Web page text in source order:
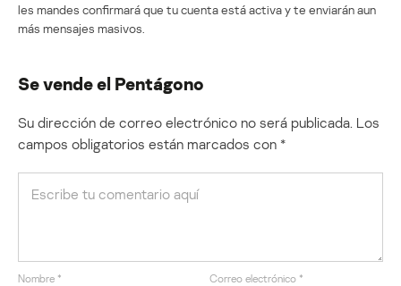
les mandes confirmará que tu cuenta está activa y te enviarán aun
más mensajes masivos.
Se vende el Pentágono
Su dirección de correo electrónico no será publicada. Los
campos obligatorios están marcados con *
Nombre * Correo electrónico *